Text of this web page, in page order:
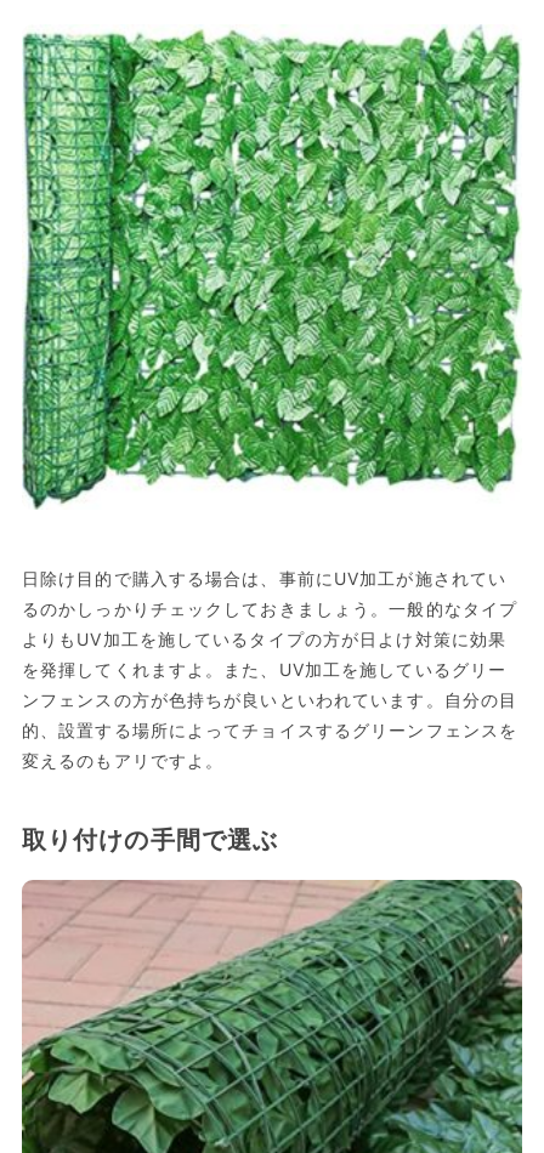
日除け目的で購入する場合は、事前にUV加工が施されてい
るのかしっかりチェックしておきましょう。一般的なタイプ
よりもUV加工を施しているタイプの方が日よけ対策に効果
を発揮してくれますよ。また、UV加工を施しているグリー
ンフェンスの方が色持ちが良いといわれています。自分の目
的、設置する場所によってチョイスするグリーンフェンスを
変えるのもアリですよ。
取り付けの手間で選ぶ